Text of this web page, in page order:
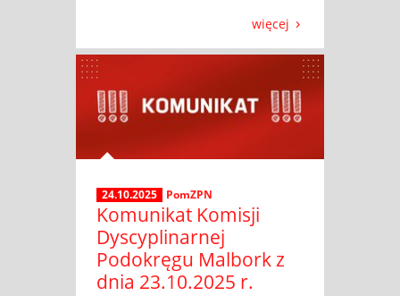
więcej
24.10.2025 PomZPN
Komunikat Komisji
Dyscyplinarnej
Podokręgu Malbork z
dnia 23.10.2025 r.